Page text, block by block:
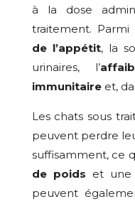
à la dose
traitement.
de l’appétit, la
urinaires, l’
immunitaireet,
Les chats sous
peuvent perdre
suffisamment, ce
de poids et une
peuvent